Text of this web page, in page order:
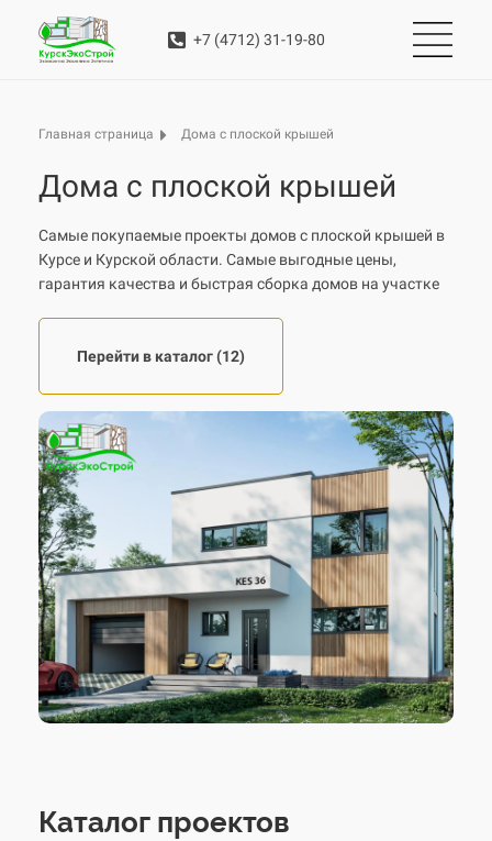
+7 (4712) 31-19-80
Главная страница Дома с плоской крышей
Дома с плоской крышей
Самые покупаемые проекты домов с плоской крышей в
Курсе и Курской области. Самые выгодные цены,
гарантия качества и быстрая сборка домов на участке
Перейти в каталог (12)
Каталог проектов